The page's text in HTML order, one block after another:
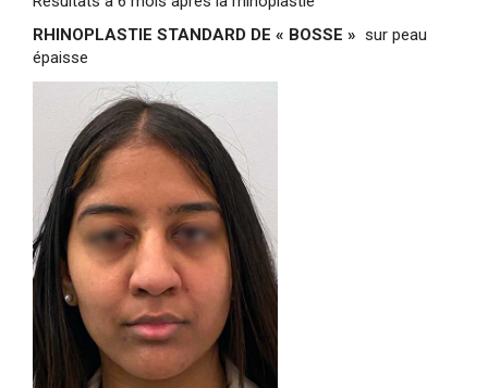
RHINOPLASTIE STANDARD DE « BOSSE » sur peau
épaisse